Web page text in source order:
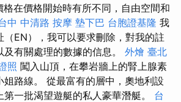
格在價格開始時有所不同，自由空間和
中 中清路 按摩 墊下巴 台胞證基隆 我
EN），我可以要求刪除，對我的註
有關處理的數據的信息。 外燴 臺北
照 闖入山頂，在攀岩牆上的腎上腺素
姐路線。 從最富有的層中，奧地利設
一批渴望遊艇的私人豪華潛艇。 台